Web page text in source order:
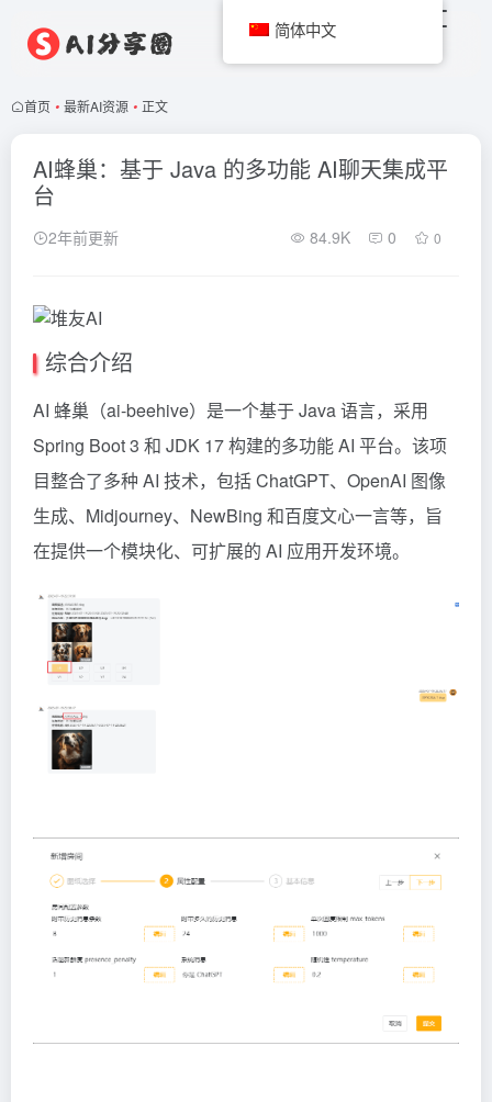
首页 • 最新AI资源 • 正文
AI蜂巢：基于 Java 的多功能 AI聊天集成平
台
2年前更新 84.9K 0 0
综合介绍
AI 蜂巢（ai-beehive）是一个基于 Java 语言，采用
Spring Boot 3 和 JDK 17 构建的多功能 AI 平台。该项
目整合了多种 AI 技术，包括 ChatGPT、OpenAI 图像
生成、Midjourney、NewBing 和百度文心一言等，旨
在提供一个模块化、可扩展的 AI 应用开发环境。
简体中文